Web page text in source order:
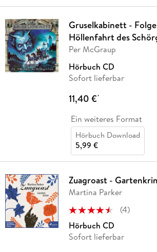
Gruselkabinett -
Höllenfahrt des
Per McGraup
Hörbuch CD
Sofort lieferbar
11,40 €*
Ein weiteres Format
Hörbuch Download
5,99 €
Zuagroast -
Martina Parker
(4)
Hörbuch CD
Sofort lieferbar